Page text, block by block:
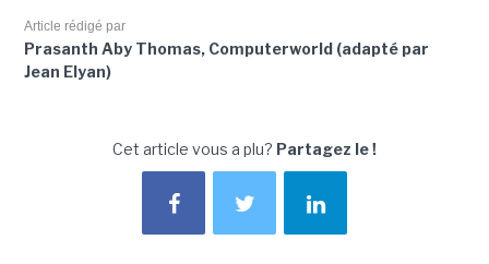
Article rédigé par
Prasanth Aby Thomas, Computerworld (adapté par
Jean Elyan)
Cet article vous a plu? Partagez le !